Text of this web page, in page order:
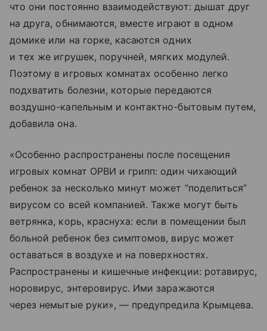
что они постоянно взаимодействуют: дышат друг
на друга, обнимаются, вместе играют в одном
домике или на горке, касаются одних
и тех же игрушек, поручней, мягких модулей.
Поэтому в игровых комнатах особенно легко
подхватить болезни, которые передаются
воздушно-капельным и контактно-бытовым путем,
добавила она.
«Особенно распространены после посещения
игровых комнат ОРВИ и грипп: один чихающий
ребенок за несколько минут может “поделиться”
вирусом со всей компанией. Также могут быть
ветрянка, корь, краснуха: если в помещении был
больной ребенок без симптомов, вирус может
оставаться в воздухе и на поверхностях.
Распространены и кишечные инфекции: ротавирус,
норовирус, энтеровирус. Ими заражаются
через немытые руки», — предупредила Крымцева.